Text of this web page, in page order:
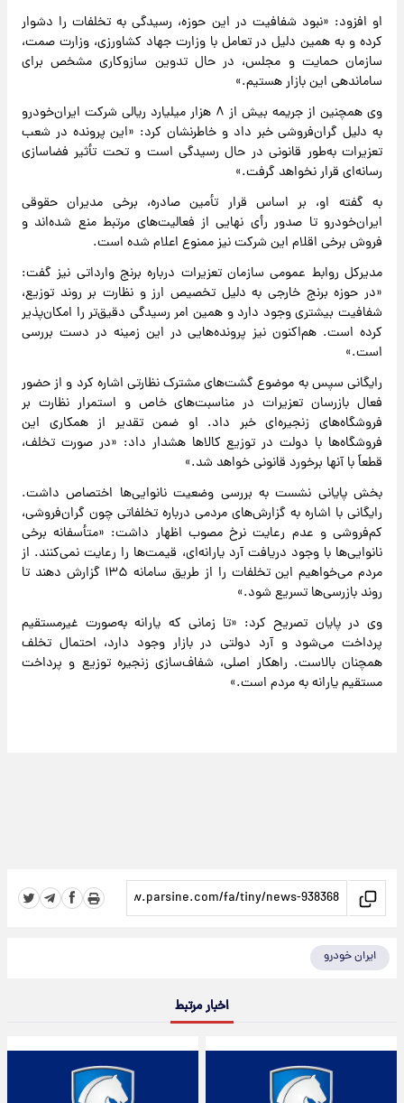
او افزود: «نبود شفافیت در این حوزه، رسیدگی به تخلفات را دشوار
کرده و به همین دلیل در تعامل با وزارت جهاد کشاورزی، وزارت صمت،
سازمان حمایت و مجلس، در حال تدوین سازوکاری مشخص برای
ساماندهی این بازار هستیم.»
وی همچنین از جریمه بیش از ۸ هزار میلیارد ریالی شرکت ایران‌خودرو
به دلیل گران‌فروشی خبر داد و خاطرنشان کرد: «این پرونده در شعب
تعزیرات به‌طور قانونی در حال رسیدگی است و تحت تأثیر فضاسازی
رسانه‌ای قرار نخواهد گرفت.»
به گفته او، بر اساس قرار تأمین صادره، برخی مدیران حقوقی
ایران‌خودرو تا صدور رأی نهایی از فعالیت‌های مرتبط منع شده‌اند و
فروش برخی اقلام این شرکت نیز ممنوع اعلام شده است.
مدیرکل روابط عمومی سازمان تعزیرات درباره برنج وارداتی نیز گفت:
«در حوزه برنج خارجی به دلیل تخصیص ارز و نظارت بر روند توزیع،
شفافیت بیشتری وجود دارد و همین امر رسیدگی دقیق‌تر را امکان‌پذیر
کرده است. هم‌اکنون نیز پرونده‌هایی در این زمینه در دست بررسی
است.»
رایگانی سپس به موضوع گشت‌های مشترک نظارتی اشاره کرد و از حضور
فعال بازرسان تعزیرات در مناسبت‌های خاص و استمرار نظارت بر
فروشگاه‌های زنجیره‌ای خبر داد. او ضمن تقدیر از همکاری این
فروشگاه‌ها با دولت در توزیع کالاها هشدار داد: «در صورت تخلف،
قطعاً با آنها برخورد قانونی خواهد شد.»
بخش پایانی نشست به بررسی وضعیت نانوایی‌ها اختصاص داشت.
رایگانی با اشاره به گزارش‌های مردمی درباره تخلفاتی چون گران‌فروشی،
کم‌فروشی و عدم رعایت نرخ مصوب اظهار داشت: «متأسفانه برخی
نانوایی‌ها با وجود دریافت آرد یارانه‌ای، قیمت‌ها را رعایت نمی‌کنند. از
مردم می‌خواهیم این تخلفات را از طریق سامانه ۱۳۵ گزارش دهند تا
روند بازرسی‌ها تسریع شود.»
وی در پایان تصریح کرد: «تا زمانی که یارانه به‌صورت غیرمستقیم
پرداخت می‌شود و آرد دولتی در بازار وجود دارد، احتمال تخلف
همچنان بالاست. راهکار اصلی، شفاف‌سازی زنجیره توزیع و پرداخت
مستقیم یارانه به مردم است.»
ایران خودرو
اخبار مرتبط